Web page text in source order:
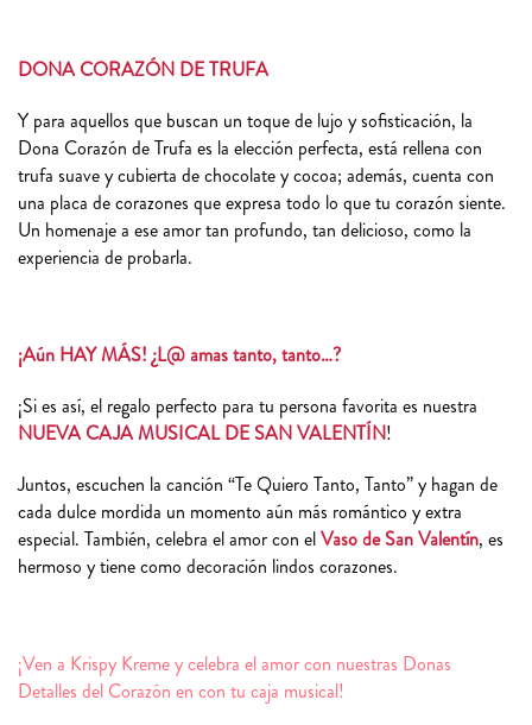
DONA CORAZÓN DE TRUFA
Y para aquellos que buscan un toque de lujo y sofisticación, la
Dona Corazón de Trufa es la elección perfecta, está rellena con
trufa suave y cubierta de chocolate y cocoa; además, cuenta con
una placa de corazones que expresa todo lo que tu corazón siente.
Un homenaje a ese amor tan profundo, tan delicioso, como la
experiencia de probarla.
¡Aún HAY MÁS! ¿L@ amas tanto, tanto…?
¡Si es así, el regalo perfecto para tu persona favorita es nuestra
NUEVA CAJA MUSICAL DE SAN VALENTÍN!
Juntos, escuchen la canción “Te Quiero Tanto, Tanto” y hagan de
cada dulce mordida un momento aún más romántico y extra
especial. También, celebra el amor con elVaso de San Valentín, es
hermoso y tiene como decoración lindos corazones.
¡Ven a Krispy Kreme y celebra el amor con nuestras Donas
Detalles del Corazón en con tu caja musical!